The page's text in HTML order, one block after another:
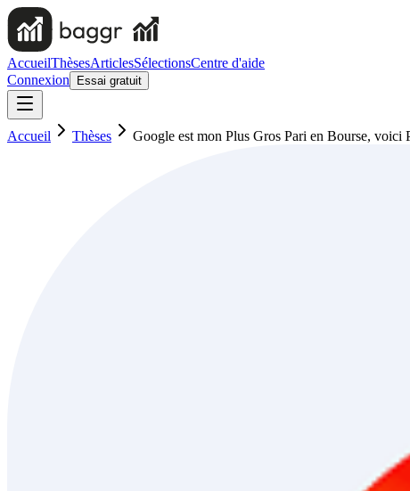
AccueilThèsesArticlesSélectionsCentre d'aide
Connexion
Essai gratuit
Accueil Thèses Google est mon Plus Gros Pari en Bourse, voici